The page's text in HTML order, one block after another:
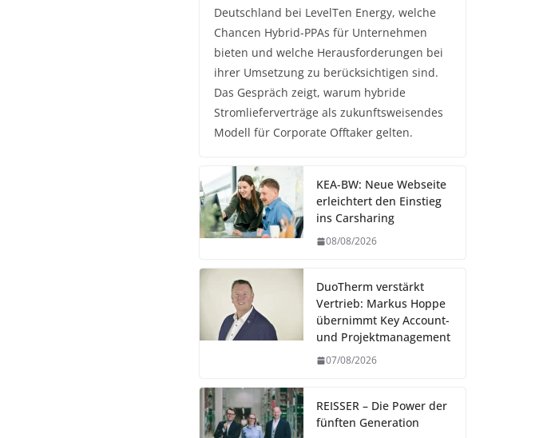
Deutschland bei LevelTen Energy, welche
Chancen Hybrid-PPAs für Unternehmen
bieten und welche Herausforderungen bei
ihrer Umsetzung zu berücksichtigen sind.
Das Gespräch zeigt, warum hybride
Stromlieferverträge als zukunftsweisendes
Modell für Corporate Offtaker gelten.
KEA-BW: Neue Webseite
erleichtert den Einstieg
ins Carsharing
08/08/2026
DuoTherm verstärkt
Vertrieb: Markus Hoppe
übernimmt Key Account-
und Projektmanagement
07/08/2026
REISSER – Die Power der
fünften Generation